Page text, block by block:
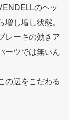
のヘッ
し増し状態。
レーキの効きア
ーツでは無いん
の辺をこだわる